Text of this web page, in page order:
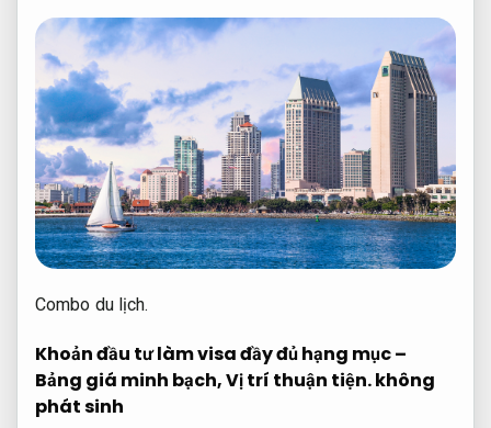
Combo du lịch.
Khoản đầu tư làm visa đầy đủ hạng mục –
Bảng giá minh bạch,Vị trí thuận tiện.không
phát sinh